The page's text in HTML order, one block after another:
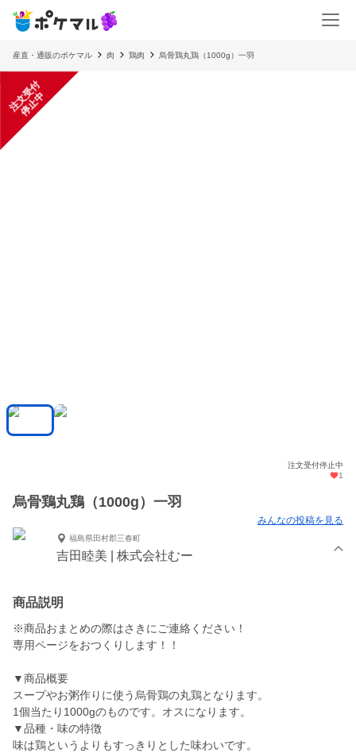
産直・通販のポケマル 肉 鶏肉 烏骨鶏丸鶏（1000g）一羽
注
文
受
付
停
止
中
注文受付停止中
1
烏骨鶏丸鶏（1000g）一羽
みんなの投稿を見る
福島県田村郡三春町
吉田睦美 | 株式会社むー
商品説明
※商品おまとめの際はさきにご連絡ください！
専用ページをおつくりします！！
▼商品概要
スープやお粥作りに使う烏骨鶏の丸鶏となります。
1個当たり1000gのものです。オスになります。
▼品種・味の特徴
味は鶏というよりもすっきりとした味わいです。